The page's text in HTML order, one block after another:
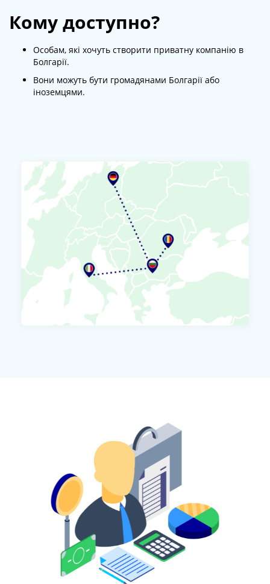
Кому доступно?
Особам, які хочуть створити приватну компанію в
Болгарії.
Вони можуть бути громадянами Болгарії або
іноземцями.